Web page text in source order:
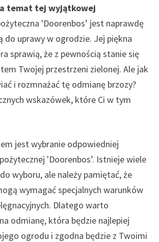
temat tej wyjątkowej
'Doorenbos’ jest naprawdę
do uprawy w ogrodzie. Jej piękna
sprawią, że z pewnością stanie się
Twojej przestrzeni zielonej. Ale jak
i rozmnażać tę odmianę brzozy?
wskazówek, które Ci w tym
jest wybranie odpowiedniej
'Doorenbos’. Istnieje wiele
wyboru, ale należy pamiętać, że
wymagać specjalnych warunków
Dlatego warto
odmianę, która będzie najlepiej
ogrodu i zgodna będzie z Twoimi